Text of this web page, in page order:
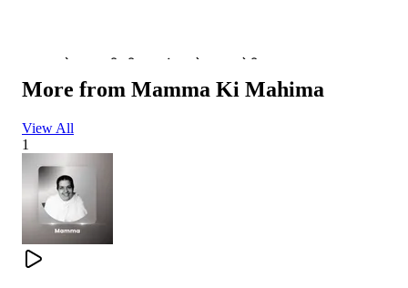
ममता की आँचल में तुमने भर ली दुनियां सारी
हो मीठी मां हमारी मम्मा प्यारी प्यारी
संगठन लिए मिलके चलना संस्कार मिलन भी करना
More from Mamma Ki Mahima
View All
1